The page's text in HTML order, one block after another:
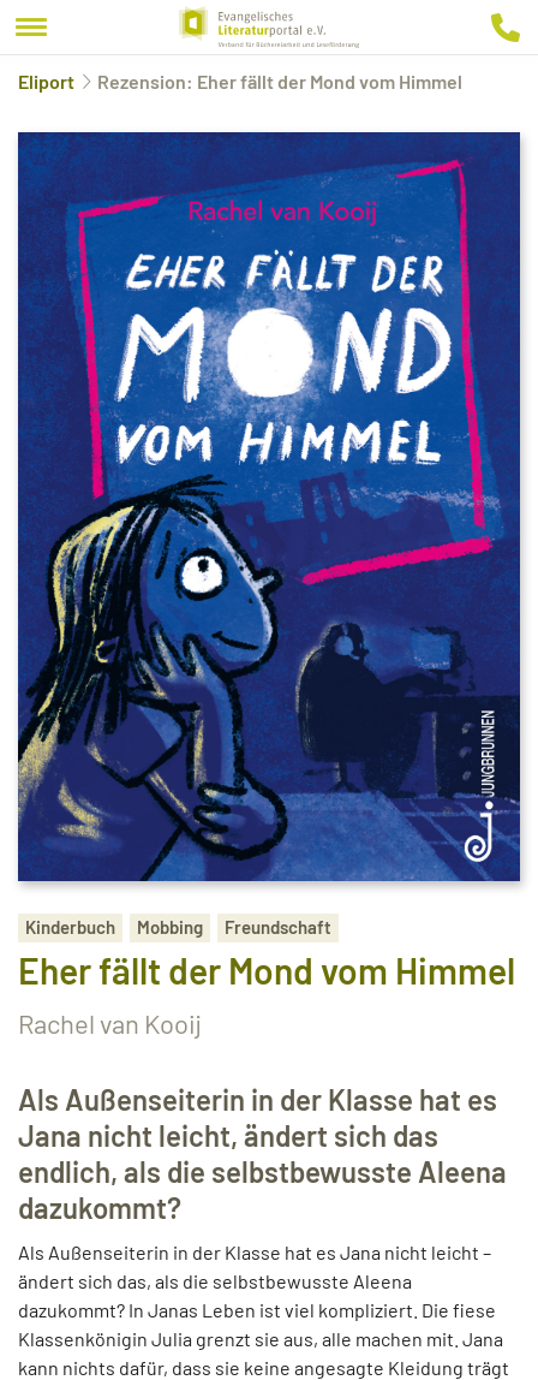
Eliport Rezension: Eher fällt der Mond vom Himmel
Kinderbuch Mobbing Freundschaft
Eher fällt der Mond vom Himmel
Rachel van Kooij
Als Außenseiterin in der Klasse hat es
Jana nicht leicht, ändert sich das
endlich, als die selbstbewusste Aleena
dazukommt?
Als Außenseiterin in der Klasse hat es Jana nicht leicht –
ändert sich das, als die selbstbewusste Aleena
dazukommt? In Janas Leben ist viel kompliziert. Die fiese
Klassenkönigin Julia grenzt sie aus, alle machen mit. Jana
kann nichts dafür, dass sie keine angesagte Kleidung trägt